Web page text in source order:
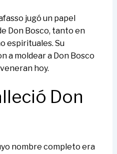
jugó un papel
Don Bosco, tanto en
espirituales. Su
a moldear a Don Bosco
hoy.
Don
nombre completo era